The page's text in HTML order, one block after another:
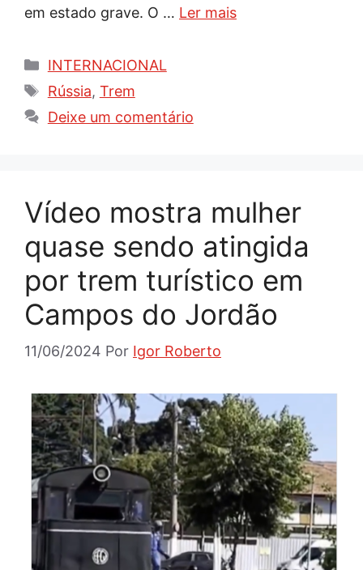
em estado grave. O … Ler mais
Categorias
INTERNACIONAL
Tags
Rússia, Trem
Deixe um comentário
Vídeo mostra mulher
quase sendo atingida
por trem turístico em
Campos do Jordão
11/06/2024 Por Igor Roberto